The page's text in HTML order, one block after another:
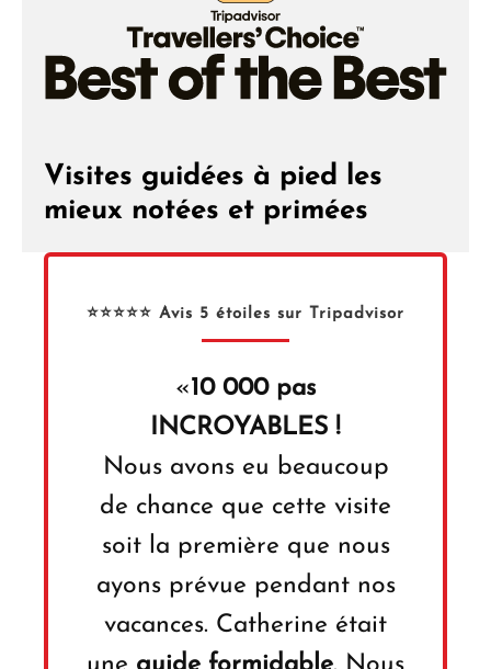
Visites guidées à pied les
mieux notées et primées
⭐⭐⭐⭐⭐ Avis 5 étoiles sur Tripadvisor
«10 000 pas
INCROYABLES !
Nous avons eu beaucoup
de chance que cette visite
soit la première que nous
ayons prévue pendant nos
vacances. Catherine était